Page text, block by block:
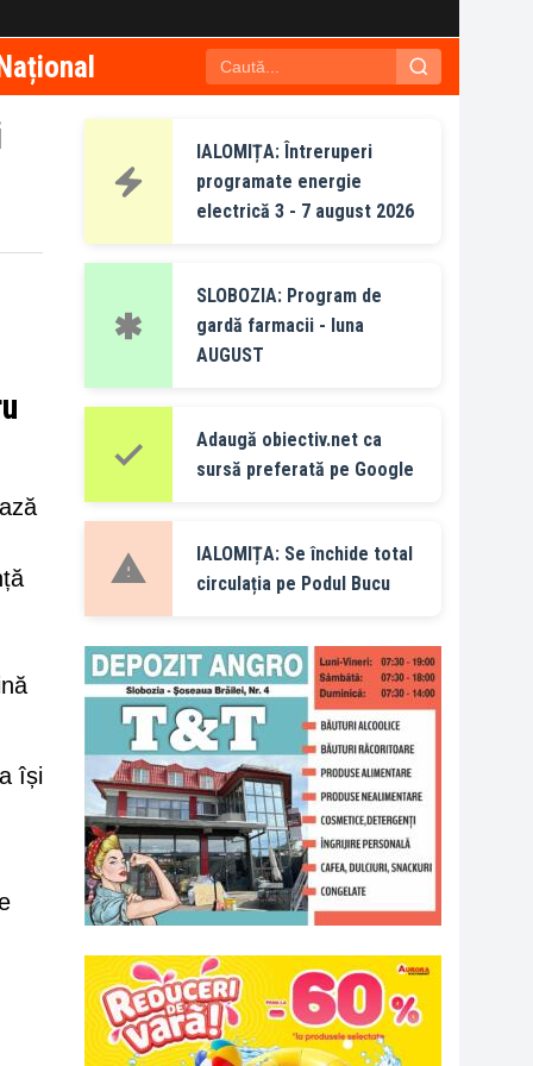
își
IALOMIȚA: Întreruperi
programate energie
electrică 3 - 7 august 2026
SLOBOZIA: Program de
gardă farmacii - luna
AUGUST
Adaugă obiectiv.net ca
sursă preferată pe Google
IALOMIȚA: Se închide total
circulația pe Podul Bucu